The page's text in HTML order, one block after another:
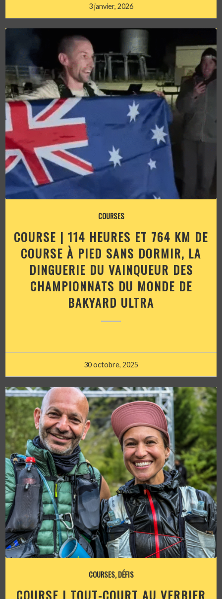
3 janvier, 2026
COURSES
COURSE | 114 HEURES ET 764 KM DE
COURSE À PIED SANS DORMIR, LA
DINGUERIE DU VAINQUEUR DES
CHAMPIONNATS DU MONDE DE
BAKYARD ULTRA
30 octobre, 2025
COURSES,DÉFIS
COURSE | TOUT-COURT AU VERBIER